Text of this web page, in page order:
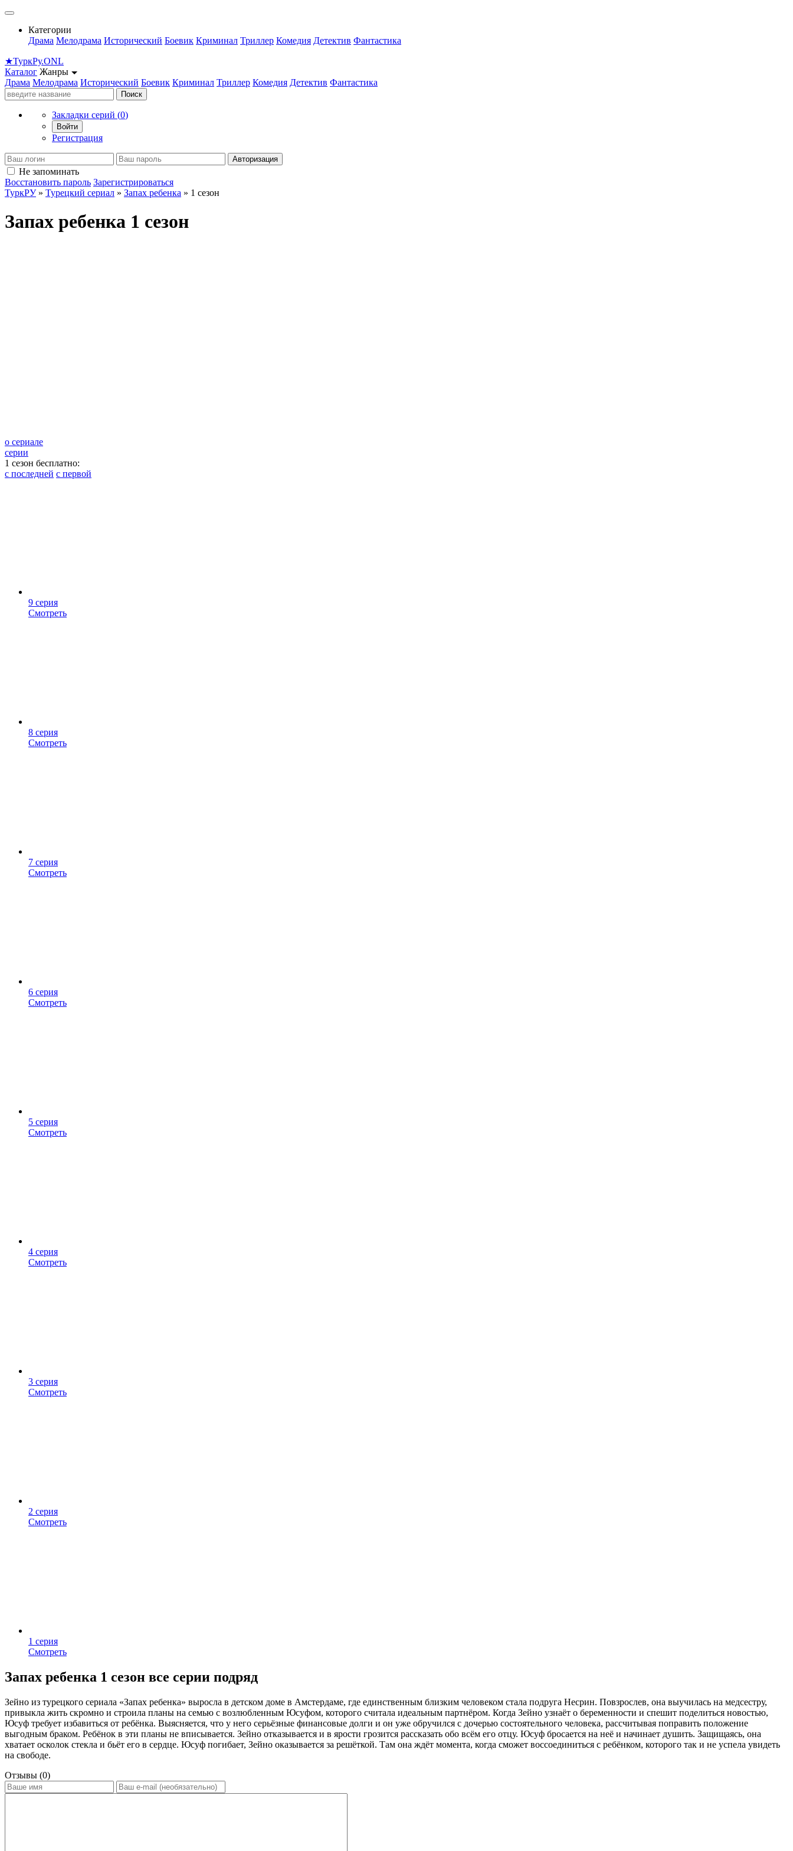
Категории
Драма Мелодрама Исторический Боевик Криминал Триллер Комедия Детектив Фантастика
★ТуркРу.ONL
Каталог Жанры
Драма Мелодрама Исторический Боевик Криминал Триллер Комедия Детектив Фантастика
Поиск
Закладки серий (0)
Войти
Регистрация
Авторизация
Не запоминать
Восстановить пароль Зарегистрироваться
ТуркРУ» Турецкий сериал » Запах ребенка » 1 сезон
Запах ребенка 1 сезон
о сериале
серии
1 сезон бесплатно:
с последней с первой
9 серия
Смотреть
8 серия
Смотреть
7 серия
Смотреть
6 серия
Смотреть
5 серия
Смотреть
4 серия
Смотреть
3 серия
Смотреть
2 серия
Смотреть
1 серия
Смотреть
Запах ребенка 1 сезон все серии подряд
Зейно из турецкого сериала «Запах ребенка» выросла в детском доме в Амстердаме, где единственным близким человеком стала подруга Несрин. Повзрослев, она выучилась на медсестру,
привыкла жить скромно и строила планы на семью с возлюбленным Юсуфом, которого считала идеальным партнёром. Когда Зейно узнаёт о беременности и спешит поделиться новостью,
Юсуф требует избавиться от ребёнка. Выясняется, что у него серьёзные финансовые долги и он уже обручился с дочерью состоятельного человека, рассчитывая поправить положение
выгодным браком. Ребёнок в эти планы не вписывается. Зейно отказывается и в ярости грозится рассказать обо всём его отцу. Юсуф бросается на неё и начинает душить. Защищаясь, она
хватает осколок стекла и бьёт его в сердце. Юсуф погибает, Зейно оказывается за решёткой. Там она ждёт момента, когда сможет воссоединиться с ребёнком, которого так и не успела увидеть
на свободе.
Отзывы (0)